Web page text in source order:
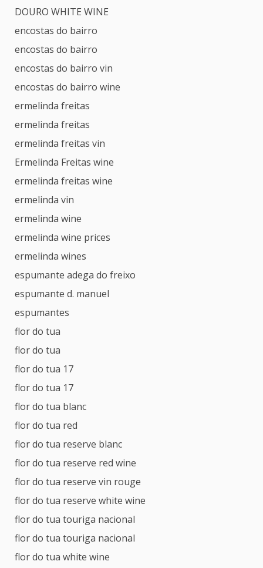
DOURO WHITE WINE
encostas do bairro
encostas do bairro
encostas do bairro vin
encostas do bairro wine
ermelinda freitas
ermelinda freitas
ermelinda freitas vin
Ermelinda Freitas wine
ermelinda freitas wine
ermelinda vin
ermelinda wine
ermelinda wine prices
ermelinda wines
espumante adega do freixo
espumante d. manuel
espumantes
flor do tua
flor do tua
flor do tua 17
flor do tua 17
flor do tua blanc
flor do tua red
flor do tua reserve blanc
flor do tua reserve red wine
flor do tua reserve vin rouge
flor do tua reserve white wine
flor do tua touriga nacional
flor do tua touriga nacional
flor do tua white wine